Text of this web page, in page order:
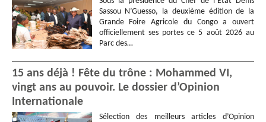
Sassou N’Guesso, la deuxième édition de la
Grande Foire Agricole du Congo a ouvert
officiellement ses portes ce 5 août 2026 au
Parc des…
15 ans déjà ! Fête du trône : Mohammed VI,
vingt ans au pouvoir. Le dossier d’Opinion
Internationale
Sélection des meilleurs articles d’Opinion